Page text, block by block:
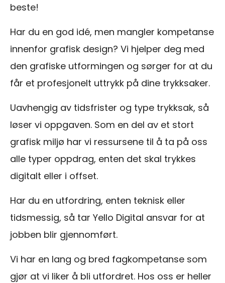
beste!
Har du en god idé, men mangler kompetanse
innenfor grafisk design? Vi hjelper deg med
den grafiske utformingen og sørger for at du
får et profesjonelt uttrykk på dine trykksaker.
Uavhengig av tidsfrister og type trykksak, så
løser vi oppgaven. Som en del av et stort
grafisk miljø har vi ressursene til å ta på oss
alle typer oppdrag, enten det skal trykkes
digitalt eller i offset.
Har du en utfordring, enten teknisk eller
tidsmessig, så tar Yello Digital ansvar for at
jobben blir gjennomført.
Vi har en lang og bred fagkompetanse som
gjør at vi liker å bli utfordret. Hos oss er heller